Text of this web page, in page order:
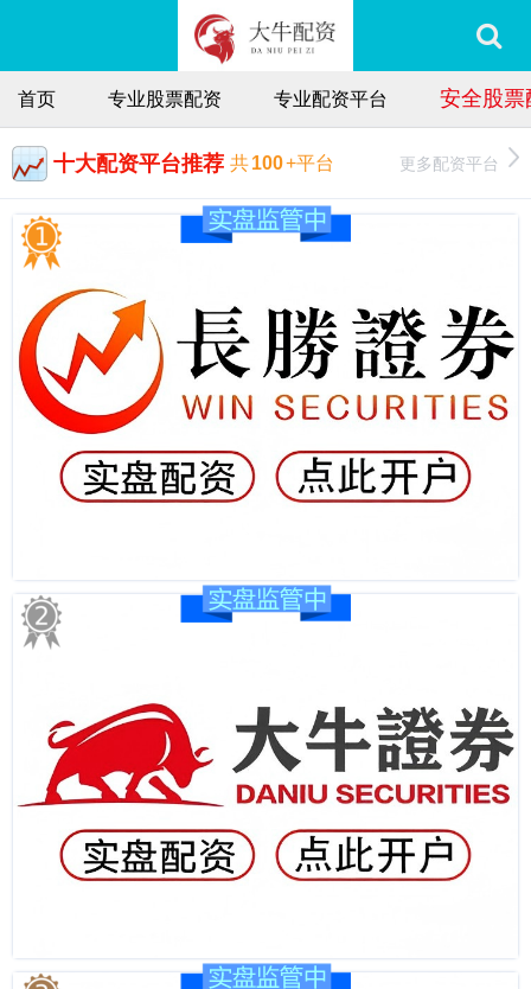
首页 专业股票配资 专业配资平台 安全股票
十大配资平台推荐 共100+平台 更多配资平台